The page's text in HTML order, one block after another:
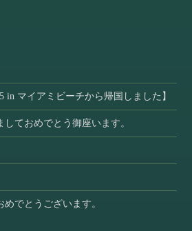
in マイアミビーチから帰国しました】
しておめでとう御座います。
でとうございます。